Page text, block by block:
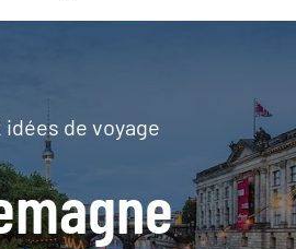
idées de voyage